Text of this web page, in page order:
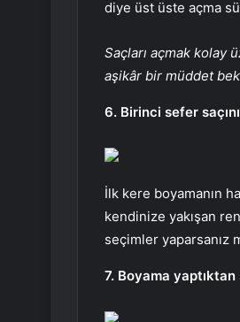
diye üst üste açma
Saçları açmak kolay
aşikâr bir müddet
6. Birinci sefer
İlk kere boyamanın
kendinize yakışan
seçimler yaparsanız
7. Boyama yaptıktan